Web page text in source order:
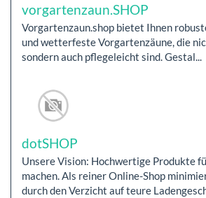
vorgartenzaun.SHOP
Vorgartenzaun.shop bietet Ihnen
und wetterfeste Vorgartenzäune, die
sondern auch pflegeleicht sind. Gestal...
dotSHOP
Unsere Vision: Hochwertige Produkte
machen. Als reiner Online-Shop
durch den Verzicht auf teure